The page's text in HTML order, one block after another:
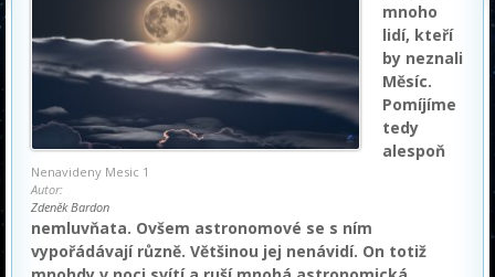
Nenavideny Mesic 1
Autor:
Zdeněk Bardon
mnoho
lidí, kteří
by neznali
Měsíc.
Pomíjíme
tedy
alespoň
nemluvňata. Ovšem astronomové se s ním
vypořádávají různě. Většinou jej nenávidí. On totiž